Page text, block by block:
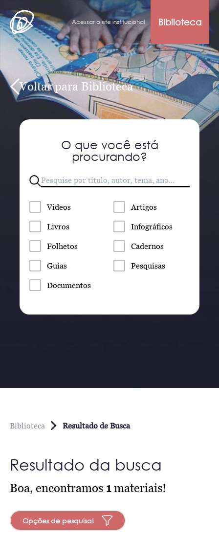
Acessar o site institucional Biblioteca
Voltar para Biblioteca
O que você está
procurando?
Vídeos Artigos
Livros Infográficos
Folhetos Cadernos
Guias Pesquisas
Documentos
Biblioteca Resultado de Busca
Resultado da busca
Boa, encontramos 1materiais!
Opções de pesquisa!